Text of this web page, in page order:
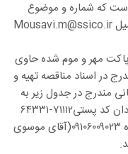
که شماره و موضوع
مناقصه در آن قید شده باشد را به آدرس ایمیل Mousavi.m@ssico.ir
پاکت مهر و موم شده حاوی
در اسناد مناقصه تهیه و
مندرج در جدول زیر به
آدرس: شادگان- کیلومتر ۱۰ جاده سربندر- آبادان کد پستی۷۱۱۱۲-۶۴۳۳۱
شماره تلفن ۵۲۲۲۷۹۱۵-۰۶۱ داخلی ۵۱۵ همراه ۰۹۱۰۶۰۰۹۰۲۳(آقای موسوی